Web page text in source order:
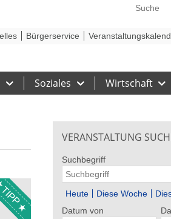
Soziales Wirtschaft
Bürgerservice
VERANSTALTUNG
Suchbegriff
Heute Diese Woche
Datum von